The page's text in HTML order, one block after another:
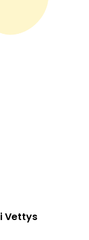
Vettys